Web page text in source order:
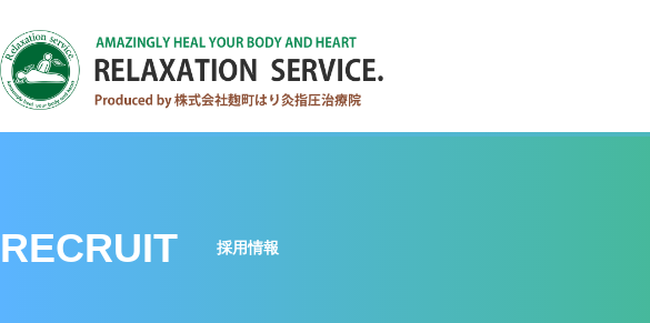
RECRUIT 採用情報